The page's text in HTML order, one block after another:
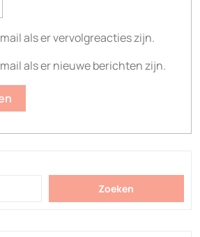
als er vervolgreacties zijn.
als er nieuwe berichten zijn.
Zoeken